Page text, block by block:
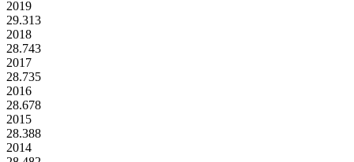
2019
29.313
2018
28.743
2017
28.735
2016
28.678
2015
28.388
2014